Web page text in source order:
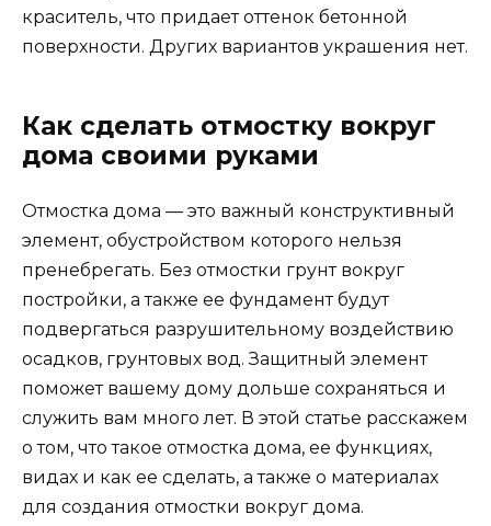
краситель, что придает оттенок бетонной
поверхности. Других вариантов украшения нет.
Как сделать отмостку вокруг
дома своими руками
Отмостка дома — это важный конструктивный
элемент, обустройством которого нельзя
пренебрегать. Без отмостки грунт вокруг
постройки, а также ее фундамент будут
подвергаться разрушительному воздействию
осадков, грунтовых вод. Защитный элемент
поможет вашему дому дольше сохраняться и
служить вам много лет. В этой статье расскажем
о том, что такое отмостка дома, ее функциях,
видах и как ее сделать, а также о материалах
для создания отмостки вокруг дома.